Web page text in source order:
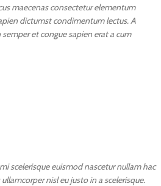
maecenas consectetur elementum
dictumst condimentum lectus. A
et congue sapien erat a cum
scelerisque euismod nascetur nullam hac
nisl eu justo in a scelerisque.